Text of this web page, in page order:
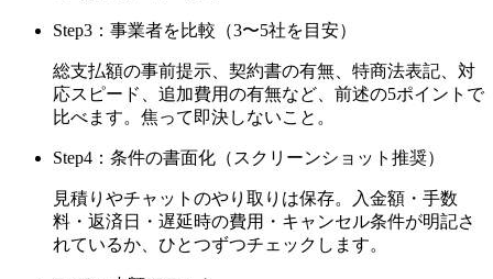
Step3：事業者を比較（3〜5社を目安）
総支払額の事前提示、契約書の有無、特商法表記、対
応スピード、追加費用の有無など、前述の5ポイントで
比べます。焦って即決しないこと。
Step4：条件の書面化（スクリーンショット推奨）
見積りやチャットのやり取りは保存。入金額・手数
料・返済日・遅延時の費用・キャンセル条件が明記さ
れているか、ひとつずつチェックします。